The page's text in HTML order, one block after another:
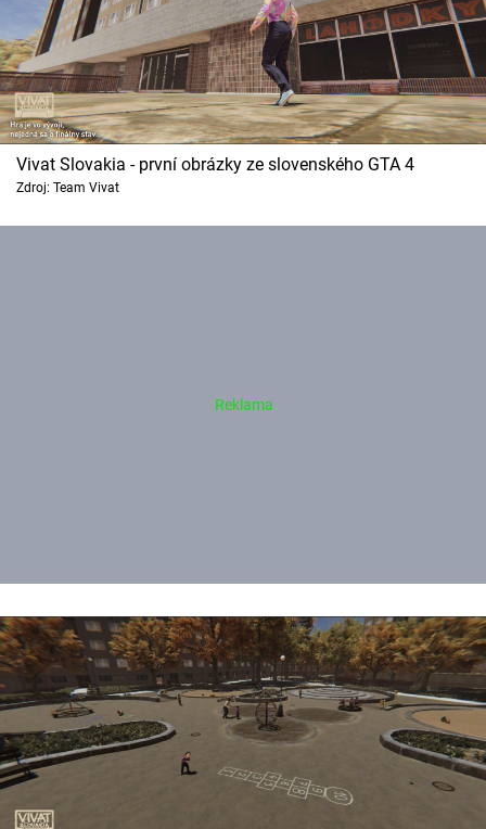
Vivat Slovakia - první obrázky ze slovenského GTA 4
Zdroj: Team Vivat